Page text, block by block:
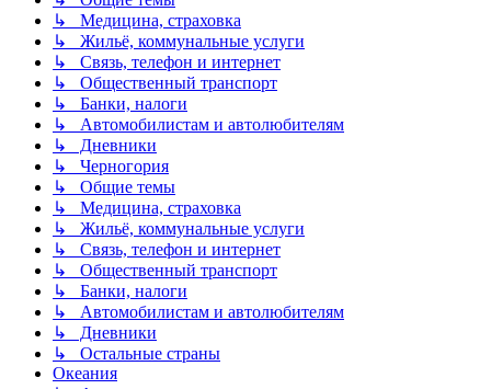
↳ Медицина, страховка
↳ Жильё, коммунальные услуги
↳ Связь, телефон и интернет
↳ Общественный транспорт
↳ Банки, налоги
↳ Автомобилистам и автолюбителям
↳ Дневники
↳ Черногория
↳ Общие темы
↳ Медицина, страховка
↳ Жильё, коммунальные услуги
↳ Связь, телефон и интернет
↳ Общественный транспорт
↳ Банки, налоги
↳ Автомобилистам и автолюбителям
↳ Дневники
↳ Остальные страны
Океания